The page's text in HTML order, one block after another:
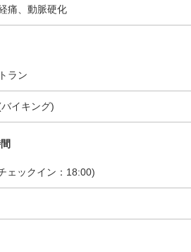
痛、動脈硬化
ラン
イキング)
ェックイン：18:00)